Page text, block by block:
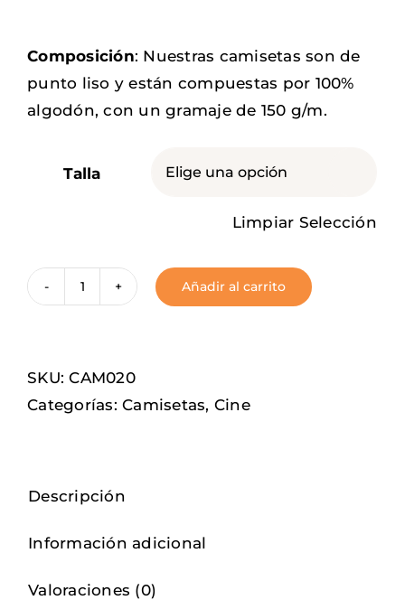
Composición: Nuestras camisetas son de
punto liso y están compuestas por 100%
algodón, con un gramaje de 150 g/m.
Talla
Limpiar Selección
Añadir al carrito
SKU:CAM020
Categorías:Camisetas, Cine
Descripción
Información adicional
Valoraciones (0)